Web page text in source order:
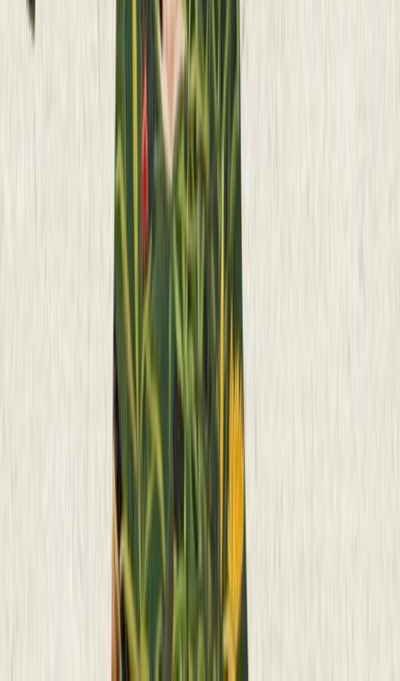
Δώρο για κάποιον ξεχωριστό
Χάρισε απεριόριστες ακροάσεις βιβλίων στους αγαπημένους σου.
Αγόρασε online και στείλε ψηφιακά τη δωροκάρτα.